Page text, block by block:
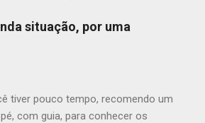
situação, por uma
tiver pouco tempo, recomendo um
com guia, para conhecer os